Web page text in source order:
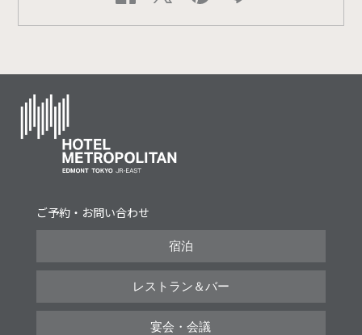
ご予約・お問い合わせ
宿泊
レストラン＆バー
宴会・会議